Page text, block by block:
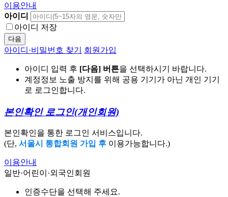
이용안내
아이디
아이디 저장
다음
아이디·비밀번호 찾기 회원가입
아이디 입력 후 [다음] 버튼을 선택하시기 바랍니다.
계정정보 노출 방지를 위해 공용 기기가 아닌 개인 기기
로 로그인합니다.
본인확인 로그인(개인회원)
본인확인을 통한 로그인 서비스입니다.
(단, 서울시 통합회원 가입 후 이용가능합니다.)
이용안내
일반·어린이·외국인회원
인증수단을 선택해 주세요.